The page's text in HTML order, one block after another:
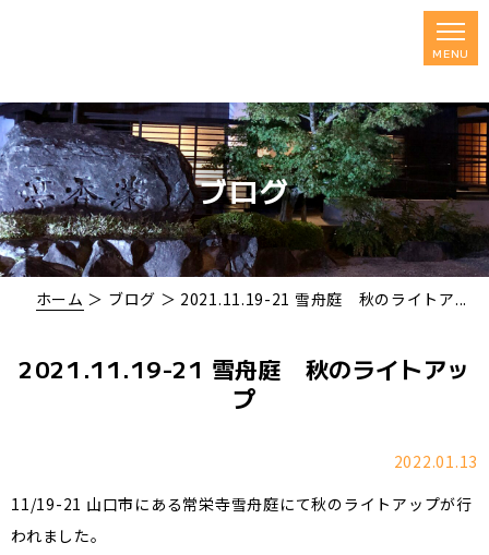
ブログ
ホーム ＞ ブログ ＞ 2021.11.19-21 雪舟庭 秋のライトア...
2021.11.19-21 雪舟庭 秋のライトアッ
プ
2022.01.13
11/19-21 山口市にある常栄寺雪舟庭にて秋のライトアップが行
われました。